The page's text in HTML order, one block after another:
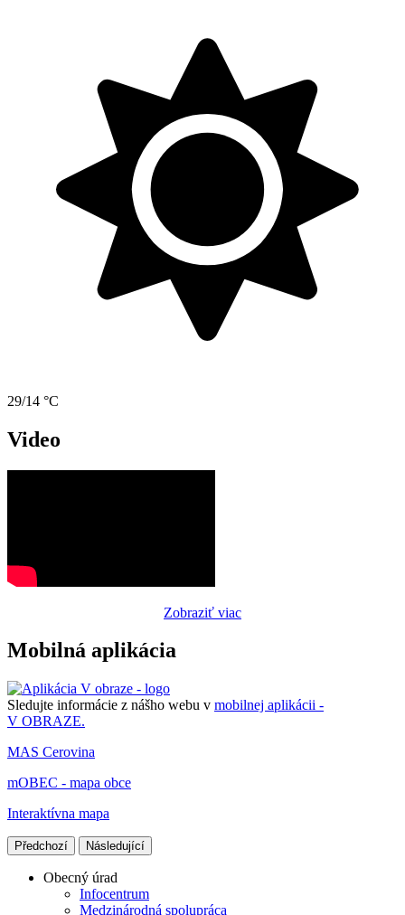
29/14 °C
Video
Zobraziť viac
Mobilná aplikácia
Sledujte informácie z nášho webu v mobilnej aplikácii -
V OBRAZE.
MAS Cerovina
mOBEC - mapa obce
Interaktívna mapa
Předchozí Následující
Obecný úrad
Infocentrum
Medzinárodná spolupráca